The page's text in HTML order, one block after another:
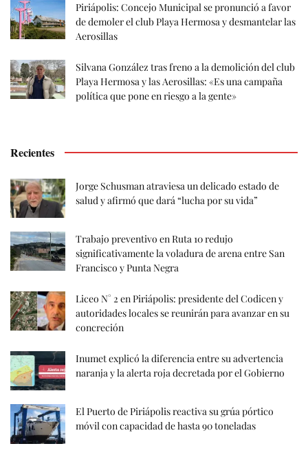
Piriápolis: Concejo Municipal se pronunció a favor
de demoler el club Playa Hermosa y desmantelar las
Aerosillas
Silvana González tras freno a la demolición del club
Playa Hermosa y las Aerosillas: «Es una campaña
política que pone en riesgo a la gente»
Recientes
Jorge Schusman atraviesa un delicado estado de
salud y afirmó que dará “lucha por su vida”
Trabajo preventivo en Ruta 10 redujo
significativamente la voladura de arena entre San
Francisco y Punta Negra
Liceo N° 2 en Piriápolis: presidente del Codicen y
autoridades locales se reunirán para avanzar en su
concreción
Inumet explicó la diferencia entre su advertencia
naranja y la alerta roja decretada por el Gobierno
El Puerto de Piriápolis reactiva su grúa pórtico
móvil con capacidad de hasta 90 toneladas